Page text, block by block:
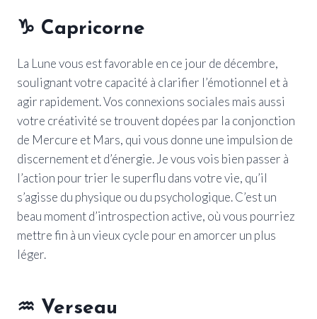
♑ Capricorne
La Lune vous est favorable en ce jour de décembre,
soulignant votre capacité à clarifier l’émotionnel et à
agir rapidement. Vos connexions sociales mais aussi
votre créativité se trouvent dopées par la conjonction
de Mercure et Mars, qui vous donne une impulsion de
discernement et d’énergie. Je vous vois bien passer à
l’action pour trier le superflu dans votre vie, qu’il
s’agisse du physique ou du psychologique. C’est un
beau moment d’introspection active, où vous pourriez
mettre fin à un vieux cycle pour en amorcer un plus
léger.
♒ Verseau